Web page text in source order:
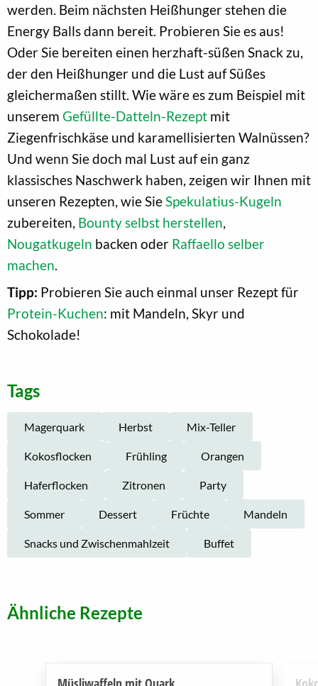
werden. Beim nächsten Heißhunger stehen die
Energy Balls dann bereit. Probieren Sie es aus!
Oder Sie bereiten einen herzhaft-süßen Snack zu,
der den Heißhunger und die Lust auf Süßes
gleichermaßen stillt. Wie wäre es zum Beispiel mit
unserem Gefüllte-Datteln-Rezept mit
Ziegenfrischkäse und karamellisierten Walnüssen?
Und wenn Sie doch mal Lust auf ein ganz
klassisches Naschwerk haben, zeigen wir Ihnen mit
unseren Rezepten, wie SieSpekulatius-Kugeln
zubereiten, Bounty selbst herstellen,
Nougatkugeln backen oder Raffaello selber
machen.
Tipp: Probieren Sie auch einmal unser Rezept für
Protein-Kuchen: mit Mandeln, Skyr und
Schokolade!
Tags
Magerquark Herbst Mix-Teller
Kokosflocken Frühling Orangen
Haferflocken Zitronen Party
Sommer Dessert Früchte Mandeln
Snacks und Zwischenmahlzeit Buffet
Ähnliche Rezepte